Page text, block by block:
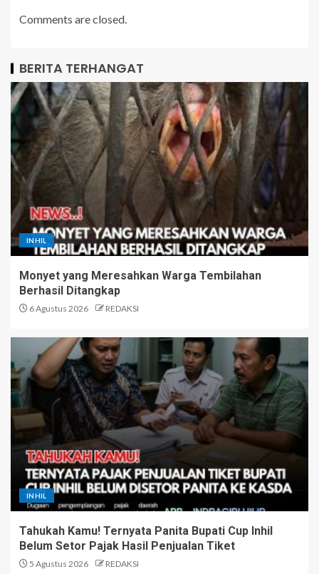
Comments are closed.
BERITA TERHANGAT
INHIL
Monyet yang Meresahkan Warga Tembilahan
Berhasil Ditangkap
6 Agustus 2026 REDAKSI
INHIL
Tahukah Kamu! Ternyata Panita Bupati Cup Inhil
Belum Setor Pajak Hasil Penjualan Tiket
5 Agustus 2026 REDAKSI